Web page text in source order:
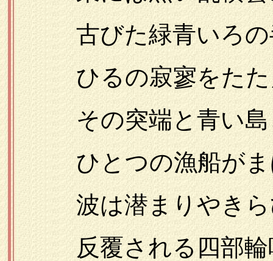
古びた緑青いろの
ひるの寂寥をたた
その突端と青い島
ひとつの漁船がまば
波は潜まりやきら
反覆される四部輪